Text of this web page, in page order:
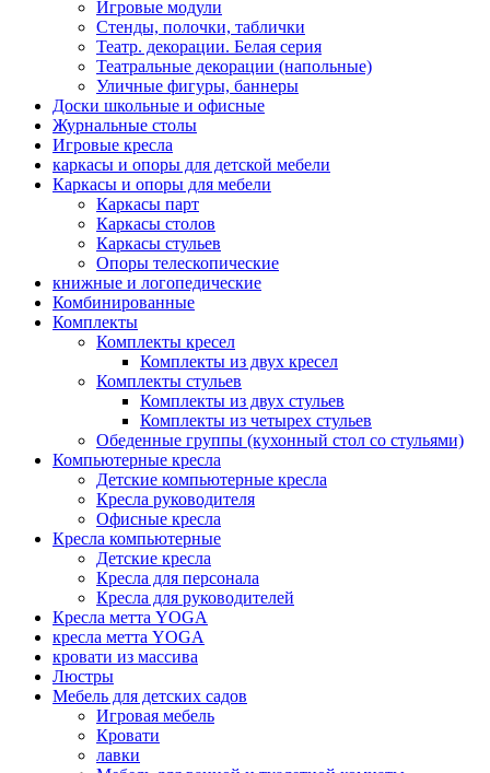
Игровые модули
Стенды, полочки, таблички
Театр. декорации. Белая серия
Театральные декорации (напольные)
Уличные фигуры, баннеры
Доски школьные и офисные
Журнальные столы
Игровые кресла
каркасы и опоры для детской мебели
Каркасы и опоры для мебели
Каркасы парт
Каркасы столов
Каркасы стульев
Опоры телескопические
книжные и логопедические
Комбинированные
Комплекты
Комплекты кресел
Комплекты из двух кресел
Комплекты стульев
Комплекты из двух стульев
Комплекты из четырех стульев
Обеденные группы (кухонный стол со стульями)
Компьютерные кресла
Детские компьютерные кресла
Кресла руководителя
Офисные кресла
Кресла компьютерные
Детские кресла
Кресла для персонала
Кресла для руководителей
Кресла метта YOGA
кресла метта YOGA
кровати из массива
Люстры
Мебель для детских садов
Игровая мебель
Кровати
лавки